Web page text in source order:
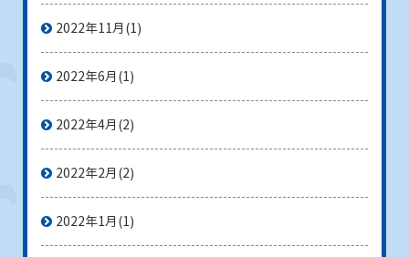
2022年11月 (1)
2022年6月 (1)
2022年4月 (2)
2022年2月 (2)
2022年1月 (1)